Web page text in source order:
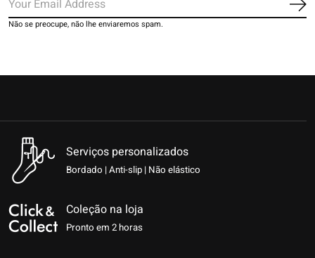
Não se preocupe, não lhe enviaremos spam.
Serviços personalizados
Bordado | Anti-slip | Não elástico
Coleção na loja
Pronto em 2 horas